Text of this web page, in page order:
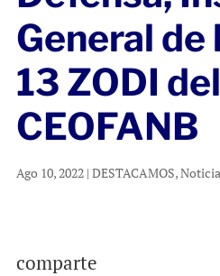
General de
13 ZODI del
CEOFANB
Ago 10, 2022| DESTACAMOS,
comparte